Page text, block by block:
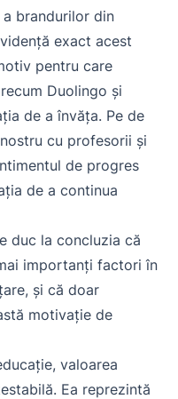
brandurilor din
exact acest
pentru care
Duolingo și
de a învăța. Pe de
cu profesorii și
de progres
de a continua
duc la concluzia că
importanți factori în
și că doar
motivație de
valoarea
Ea reprezintă